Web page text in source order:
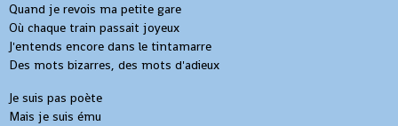
Quand je revois ma petite gare
Où chaque train passait joyeux
J'entends encore dans le tintamarre
Des mots bizarres, des mots d'adieux
Je suis pas poète
Mais je suis ému